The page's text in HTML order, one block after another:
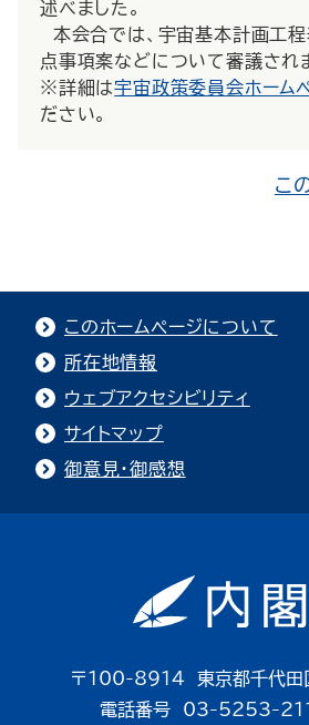
述べました。
本会合では、宇宙基本計画工
点事項案などについて審議され
※詳細は宇宙政策委員会ホーム
ださい。
こ
このホームページについて
所在地情報
ウェブアクセシビリティ
サイトマップ
御意見・御感想
〒100-8914 東京都千代田
電話番号 03-5253-2111